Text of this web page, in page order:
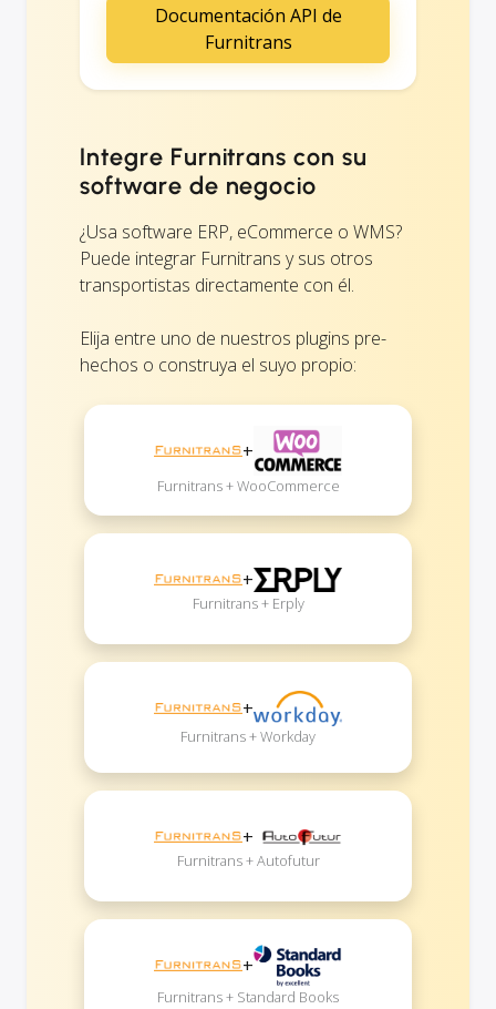
Documentación API de
Furnitrans
Integre Furnitrans con su
software de negocio
¿Usa software ERP, eCommerce o WMS?
Puede integrar Furnitrans y sus otros
transportistas directamente con él.
Elija entre uno de nuestros plugins pre-
hechos o construya el suyo propio:
+
Furnitrans + WooCommerce
+
Furnitrans + Erply
+
Furnitrans + Workday
+
Furnitrans + Autofutur
+
Furnitrans + Standard Books